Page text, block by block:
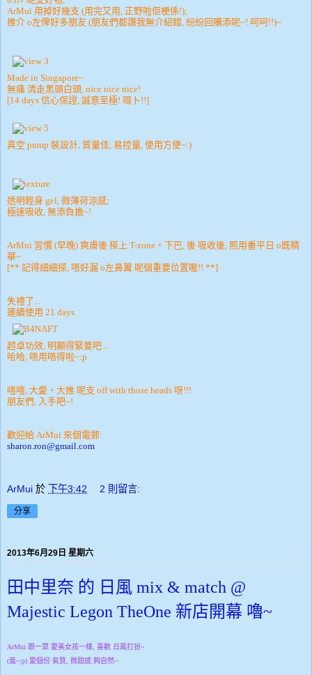
ArMui 用掉好幾支 (用完又用, 正野啦佢梗係!);
推介 o左俾好多朋友 (朋友們都讚我無介紹錯, 紛紛回購添呢~! 呵呵!!)~
Made in Singapore~
無痛 清走黑頭白頭, nice nice nice!
[14 days 信心保證, 誠意至極! 啜卜!!]
真空 pump 裝設計, 質量佳, 易控量, 使用方便~:)
透明輕身 gel, 微薄荷涼感;
極速吸收, 無添負擔~!
ArMui 習慣 (早晚) 爽膚後 搽上 T-zone + 下巴, 後 吸收後, 照用番平日 o既精
華~
[** 記得細細搽, 唔好漏 o左鼻翼 呢個重要位置喔!! **]
失禮了...
連續使用 21 days
超卓功效, 明顯得緊要吧...
哈哈, 唔用唔得啦~:p
嘻嘻, 大愛 + 大推 呢支 off with those heads 呀!!!
朋友們, 入手吧~!
歡迎給 ArMui 來個電郵:
sharon.ron@gmail.com
ArMui 於 下午3:42 2 則留言:
分享
2013年6月29日 星期六
田中里奈 的 日風 mix & match @
Majestic Legon TheOne 新店開幕 嚕~
ArMui 跟一眾 愛美女孩一樣, 喜歡 日風打扮~
(羞~:p) 愛個份 氣質, 微甜感 夠自然~